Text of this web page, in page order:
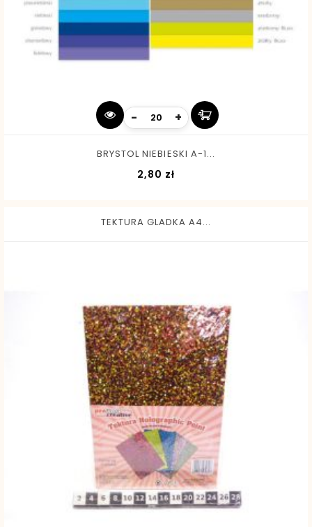
- +
BRYSTOL NIEBIESKI A-1...
2,80 złCena
TEKTURA GLADKA A4...